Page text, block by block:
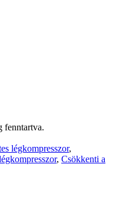
fenntartva.
légkompresszor,
, Csökkenti a